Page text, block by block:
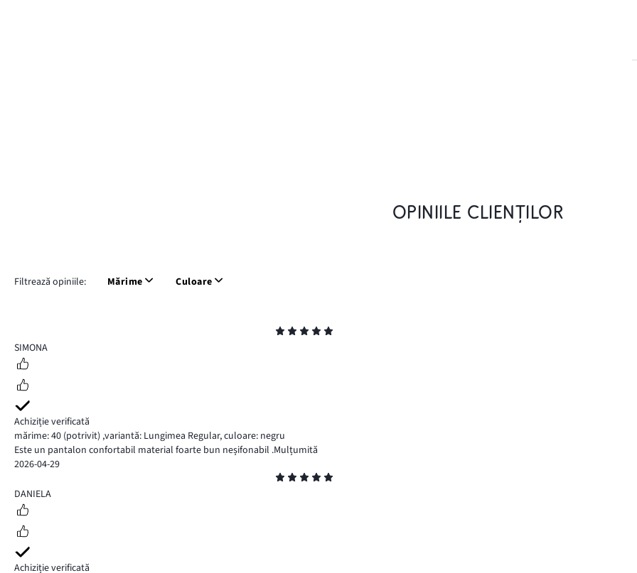
OPINIILE CLIENȚILOR
Filtrează opiniile: Mărime Culoare
5
SIMONA
Achiziție verificată
mărime: 40 (potrivit) ,variantă: Lungimea Regular,culoare: negru
Este un pantalon confortabil material foarte bun neșifonabil .Mulțumită
2026-04-29
5
DANIELA
Achiziție verificată